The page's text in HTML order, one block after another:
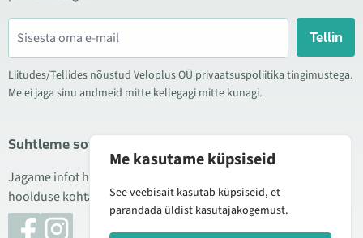
Tellin
Liitudes/Tellides nõustud Veloplus OÜ privaatsuspoliitika tingimustega.
Me ei jaga sinu andmeid mitte kellegagi mitte kunagi.
Suhtleme sotsiaalmeedias
Jagame infot hea hinna kampaaniate, uute toodete ning
hoolduse kohta. Mõnikord teeme ka tooteülevaateid.
Me kasutame küpsiseid
See veebisait kasutab küpsiseid, et
parandada üldist kasutajakogemust.